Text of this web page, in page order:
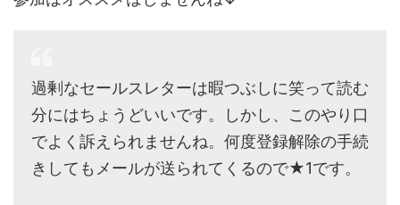
過剰なセールスレターは暇つぶしに笑って読む
分にはちょうどいいです。しかし、このやり口
でよく訴えられませんね。何度登録解除の手続
きしてもメールが送られてくるので★1です。